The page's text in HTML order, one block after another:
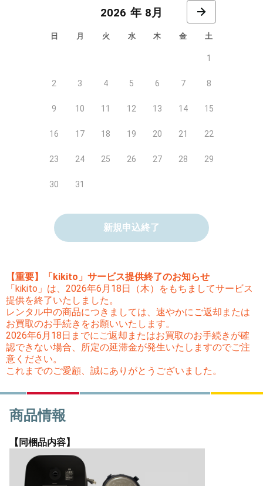
8月
日 月 火 水 木 金 土
1
2 3 4 5 6 7 8
9 10 11 12 13 14 15
16 17 18 19 20 21 22
23 24 25 26 27 28 29
30 31
新規申込終了
【重要】「kikito」サービス提供終了のお知らせ
「kikito」は、2026年6月18日（木）をもちましてサービス
提供を終了いたしました。
レンタル中の商品につきましては、速やかにご返却または
お買取のお手続きをお願いいたします。
2026年6月18日までにご返却またはお買取のお手続きが確
認できない場合、所定の延滞金が発生いたしますのでご注
意ください。
これまでのご愛顧、誠にありがとうございました。
商品情報
【同梱品内容】